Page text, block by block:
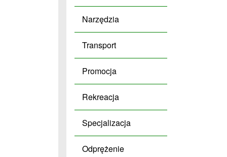
Narzędzia
Transport
Promocja
Rekreacja
Specjalizacja
Odprężenie